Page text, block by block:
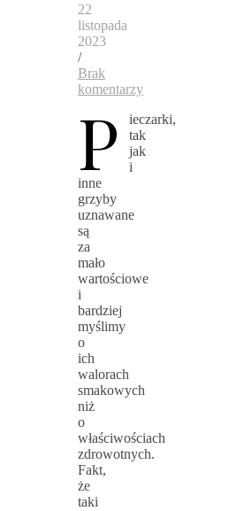
22
listopada
2023
/
Brak
komentarzy
P
ieczarki,
tak
jak
i
inne
grzyby
uznawane
są
za
mało
wartościowe
i
bardziej
myślimy
o
ich
walorach
smakowych
niż
o
właściwościach
zdrowotnych.
Fakt,
że
taki